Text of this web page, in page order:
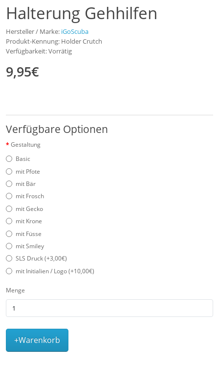
Halterung Gehhilfen
Hersteller / Marke: iGoScuba
Produkt-Kennung: Holder Crutch
Verfügbarkeit: Vorrätig
9,95€
Verfügbare Optionen
Gestaltung
Basic
mit Pfote
mit Bär
mit Frosch
mit Gecko
mit Krone
mit Füsse
mit Smiley
SLS Druck (+3,00€)
mit Initialien / Logo (+10,00€)
Menge
+Warenkorb